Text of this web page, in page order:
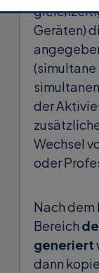
Geräten)
(simultane
der
Wechsel
oder
Nach dem
Bereich
generiert
dann